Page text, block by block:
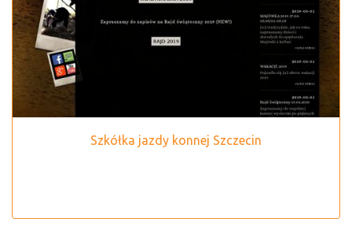
Szkółka jazdy konnej Szczecin